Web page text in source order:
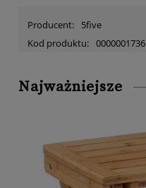
Producent:
5five
Kod produktu: 0000001736
Najważniejsze